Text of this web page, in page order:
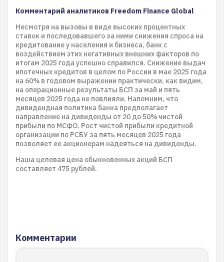
Комментарий аналитиков Freedom Finance Global
Несмотря на вызовы в виде высоких процентных
ставок и последовавшего за ними снижения спроса на
кредитование у населения и бизнеса, банк с
воздействием этих негативных внешних факторов по
итогам 2025 года успешно справился. Снижение выдач
ипотечных кредитов в целом по России в мае 2025 года
на 60% в годовом выражении практически, как видим,
на операционные результаты БСП за май и пять
месяцев 2025 года не повлияли. Напомним, что
дивидендная политика банка предполагает
направление на дивиденды от 20 до 50% чистой
прибыли по МСФО. Рост чистой прибыли кредитной
организации по РСБУ за пять месяцев 2025 года
позволяет ее акционерам надеяться на дивиденды.
Наша целевая цена обыкновенных акций БСП
составляет 475 рублей.
Комментарии